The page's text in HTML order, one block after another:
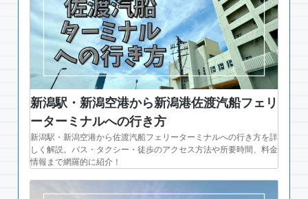
新潟駅・新潟空港から新潟港佐渡汽船フェリ
ーターミナルへの行き方
新潟駅・新潟空港から佐渡汽船フェリーターミナルへの行き方を詳
しく解説。バス・タクシー・徒歩のアクセス方法や所要時間、料金
情報まで網羅的に紹介！